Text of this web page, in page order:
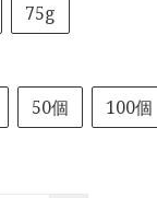
75g
50個 100個